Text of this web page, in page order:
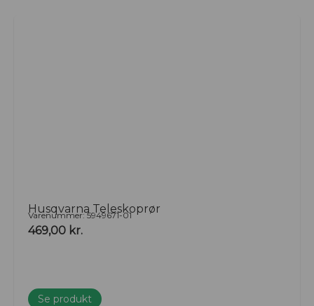
Husqvarna Teleskoprør
Varenummer: 5949671-01
469,00 kr.
Se produkt